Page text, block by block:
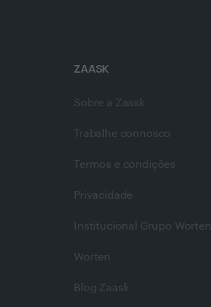
ZAASK
Sobre a Zaask
Trabalhe connosco
Termos e condições
Privacidade
Institucional Grupo Worten
Worten
Blog Zaask